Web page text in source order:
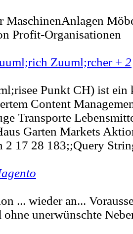
MaschinenAnlagen
Profit-Organisationen
Zuuml;rcher + 2
Punkt CH) ist
Content
Transporte
Garten Markets
2 17 28 183;;Query
... wieder an...
ohne unerwünschte